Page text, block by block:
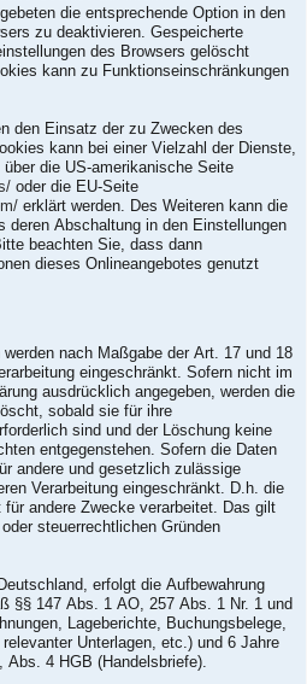
die entsprechende Option in den
zu deaktivieren. Gespeicherte
des Browsers gelöscht
kann zu Funktionseinschränkungen
den Einsatz der zu Zwecken des
kann bei einer Vielzahl der Dienste,
die US-amerikanische Seite
oder die EU-Seite
erklärt werden. Des Weiteren kann die
deren Abschaltung in den Einstellungen
beachten Sie, dass dann
dieses Onlineangebotes genutzt
nach Maßgabe der Art. 17 und 18
eingeschränkt. Sofern nicht im
ausdrücklich angegeben, werden die
sobald sie für ihre
sind und der Löschung keine
entgegenstehen. Sofern die Daten
andere und gesetzlich zulässige
Verarbeitung eingeschränkt. D.h. die
für andere Zwecke verarbeitet. Das gilt
steuerrechtlichen Gründen
erfolgt die Aufbewahrung
§§ 147 Abs. 1 AO, 257 Abs. 1 Nr. 1 und
Lageberichte, Buchungsbelege,
Unterlagen, etc.) und 6 Jahre
4 HGB (Handelsbriefe).